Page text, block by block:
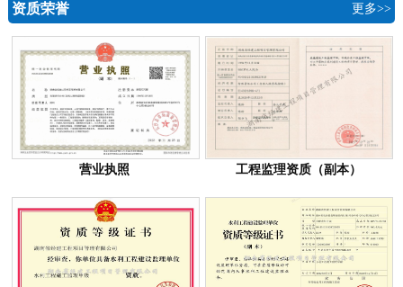
资质荣誉 更多>>
营业执照 工程监理资质（副本）